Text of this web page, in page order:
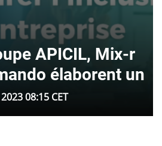
APICIL, Mix-r
élaborent un
08:15 CET